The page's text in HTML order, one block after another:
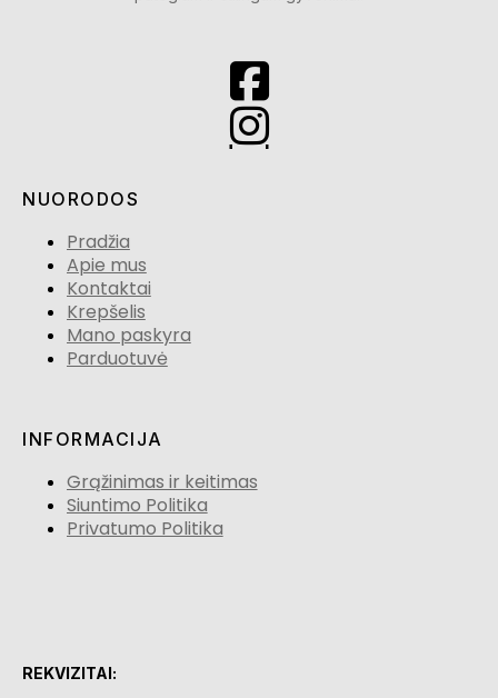
NUORODOS
Pradžia
Apie mus
Kontaktai
Krepšelis
Mano paskyra
Parduotuvė
INFORMACIJA
Grąžinimas ir keitimas
Siuntimo Politika
Privatumo Politika
REKVIZITAI: